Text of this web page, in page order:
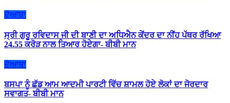
ਦੋਆਬਾ
ਸ੍ਰੀ ਗੁਰੂ ਰਵਿਦਾਸ ਜੀ ਦੀ ਬਾਣੀ ਦਾ ਅਧਿਐਨ ਕੇਂਦਰ ਦਾ ਨੀਂਹ ਪੱਥਰ ਰੱਖਿਆ
24.55 ਕਰੋੜ ਨਾਲ ਤਿਆਰ ਹੋਏਗਾ- ਬੀਬੀ ਮਾਨ
ਦੋਆਬਾ
ਬਸਪਾ ਨੂੰ ਛੱਡ ਆਮ ਆਦਮੀ ਪਾਰਟੀ ਵਿੱਚ ਸ਼ਾਮਲ ਹੋਏ ਲੋਕਾਂ ਦਾ ਜੋਰਦਾਰ
ਸਵਾਗਤ- ਬੀਬੀ ਮਾਨ